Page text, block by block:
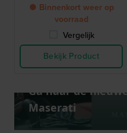
● Binnenkort weer op
voorraad
Vergelijk
Bekijk Product
Ga naar de
Maserati